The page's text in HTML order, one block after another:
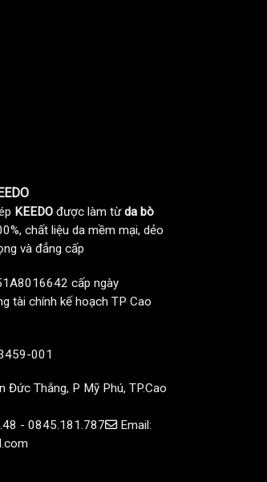
KEEDO được làm từda bò
chất liệu da mềm mại, dẻo
và đẳng cấp
cấp ngày
tài chính kế hoạch TP Cao
001
Đức Thắng, P Mỹ Phú, TP.Cao
- 0845.181.787
Email: